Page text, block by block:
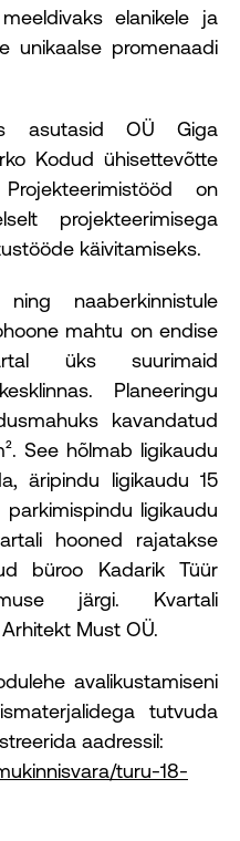
elanikele ja
unikaalse promenaadi
asutasid OÜ Giga
Kodud ühisettevõtte
on
projekteerimisega
käivitamiseks.
naaberkinnistule
mahtu on endise
üks suurimaid
Planeeringu
kavandatud
See hõlmab ligikaudu
äripindu ligikaudu 15
ligikaudu
hooned rajatakse
büroo Kadarik Tüür
järgi. Kvartali
Must OÜ.
avalikustamiseni
tutvuda
aadressil:
turu-18-